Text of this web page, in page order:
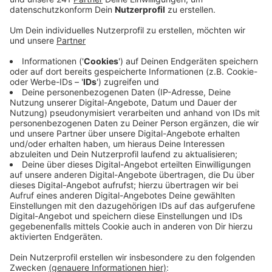
Anzeige
Infiziert sei ein 33-Jähriger, der sich wahrscheinlich in
einem ostafrikanischen Land angesteckt hat, er sei
aber schon seit dem 12. Oktober isoliert und werde
stationär behandelt.
Mpox zeigt sich mit einem typischen Hautausschlag
und allgemeinen Krankheitssymptomen wie Fieber,
Kopf- und Muskelschmerzen. Allerdings betont das
Robert Koch Institut, dass die Krankheit nicht sehr
ansteckend sei. Sie übertrage sich vorwiegend durch
sehr engen Haut- zu Hautkontakt.
In Schweden war Mitte August der erste Fall mit der
neuen Variante außerhalb des afrikanischen Kontinents
bestätigt worden.